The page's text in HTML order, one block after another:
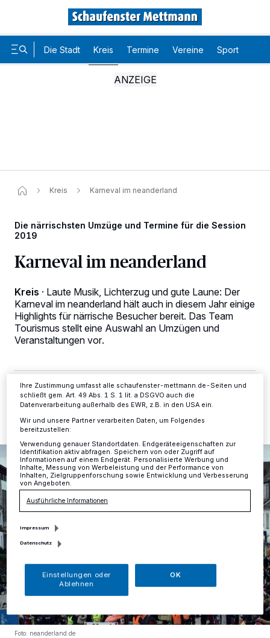
Die Stadt Kreis Termine Vereine Sport
Kreis Karneval im neanderland
Die närrischsten Umzüge und Termine für die Session
2019
Karneval im neanderland
Kreis · Laute Musik, Lichterzug und gute Laune: Der
Karneval im neanderland hält auch in diesem Jahr einige
Highlights für närrische Besucher bereit. Das Team
Tourismus stellt eine Auswahl an Umzügen und
Veranstaltungen vor.
28.02.2019 , 11:04 Uhr 2 Minuten Lesezeit
Foto: neanderland.de
Wir und unsere218
-Partner speichern und greifen auf
Tracking-Technologien für die unter „Wir und unsere Partner
verarbeiten Daten, um Ihnen Dienste bereitzustellen“ aufgeführten
Zwecke. Wenn Tracker deaktiviert sind, sind manche Inhalte und
Anzeigen möglicherweise nicht mehr so relevant für Sie. Sie können
dieses Menü jederzeit wieder aufrufen, um Ihre Einstellungen zu
ändern oder Ihre Einwilligung zu widerrufen, indem Sie auf den Link
Informationen finden Sie in unserer Datenschutzerklärung.
Ihre Zustimmung umfasst alle schaufenster-mettmann.de-Seiten und
schließt gem. Art. 49 Abs. 1 S. 1 lit. a DSGVO auch die
Datenverarbeitung außerhalb des EWR, z.B. in den USA ein.
Wir und unsere Partner verarbeiten Daten, um Folgendes
bereitzustellen:
Verwendung genauer Standortdaten. Endgeräteeigenschaften zur
Identifikation aktiv abfragen. Speichern von oder Zugriff auf
Informationen auf einem Endgerät. Personalisierte Werbung und
Inhalte, Messung von Werbeleistung und der Performance von
Inhalten, Zielgruppenforschung sowie Entwicklung und Verbesserung
von Angeboten.
Ausführliche Informationen
Impressum
Datenschutz
Einstellungen oder
Ablehnen
OK